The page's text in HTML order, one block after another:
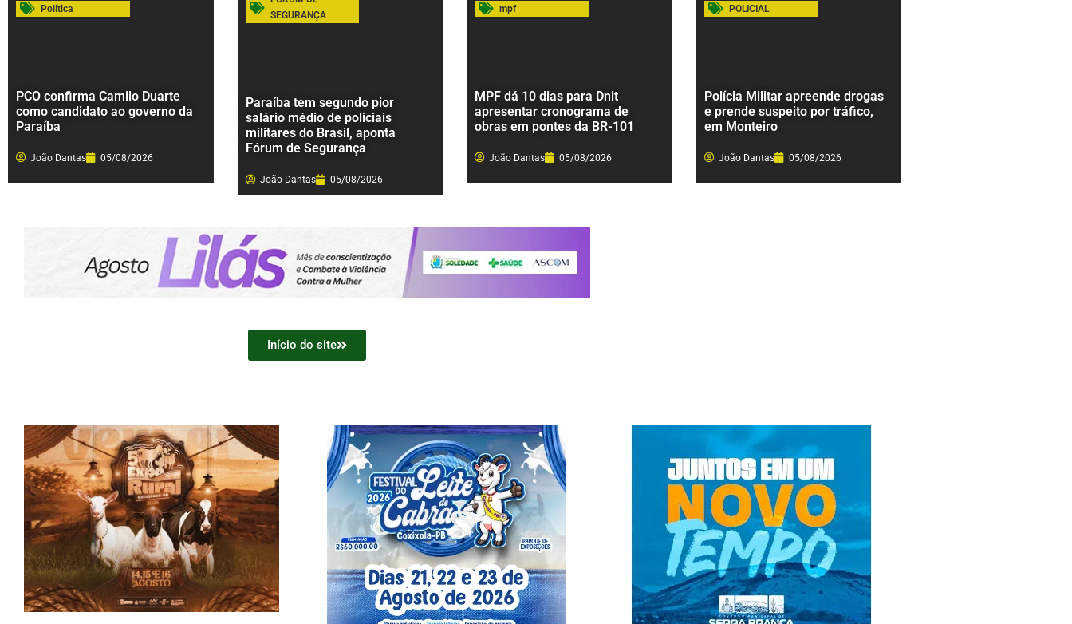
Política
PCO confirma Camilo Duarte
como candidato ao governo da
Paraíba
João Dantas 05/08/2026
SEGURANÇA
Paraíba tem segundo pior
salário médio de policiais
militares do Brasil, aponta
Fórum de Segurança
João Dantas 05/08/2026
mpf
MPF dá 10 dias para Dnit
apresentar cronograma de
obras em pontes da BR-101
João Dantas 05/08/2026
POLICIAL
Polícia Militar apreende drogas
e prende suspeito por tráfico,
em Monteiro
João Dantas 05/08/2026
Início do site